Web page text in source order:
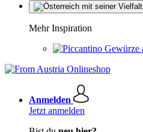
Mehr Inspiration
Gewürze
Anmelden
Jetzt anmelden